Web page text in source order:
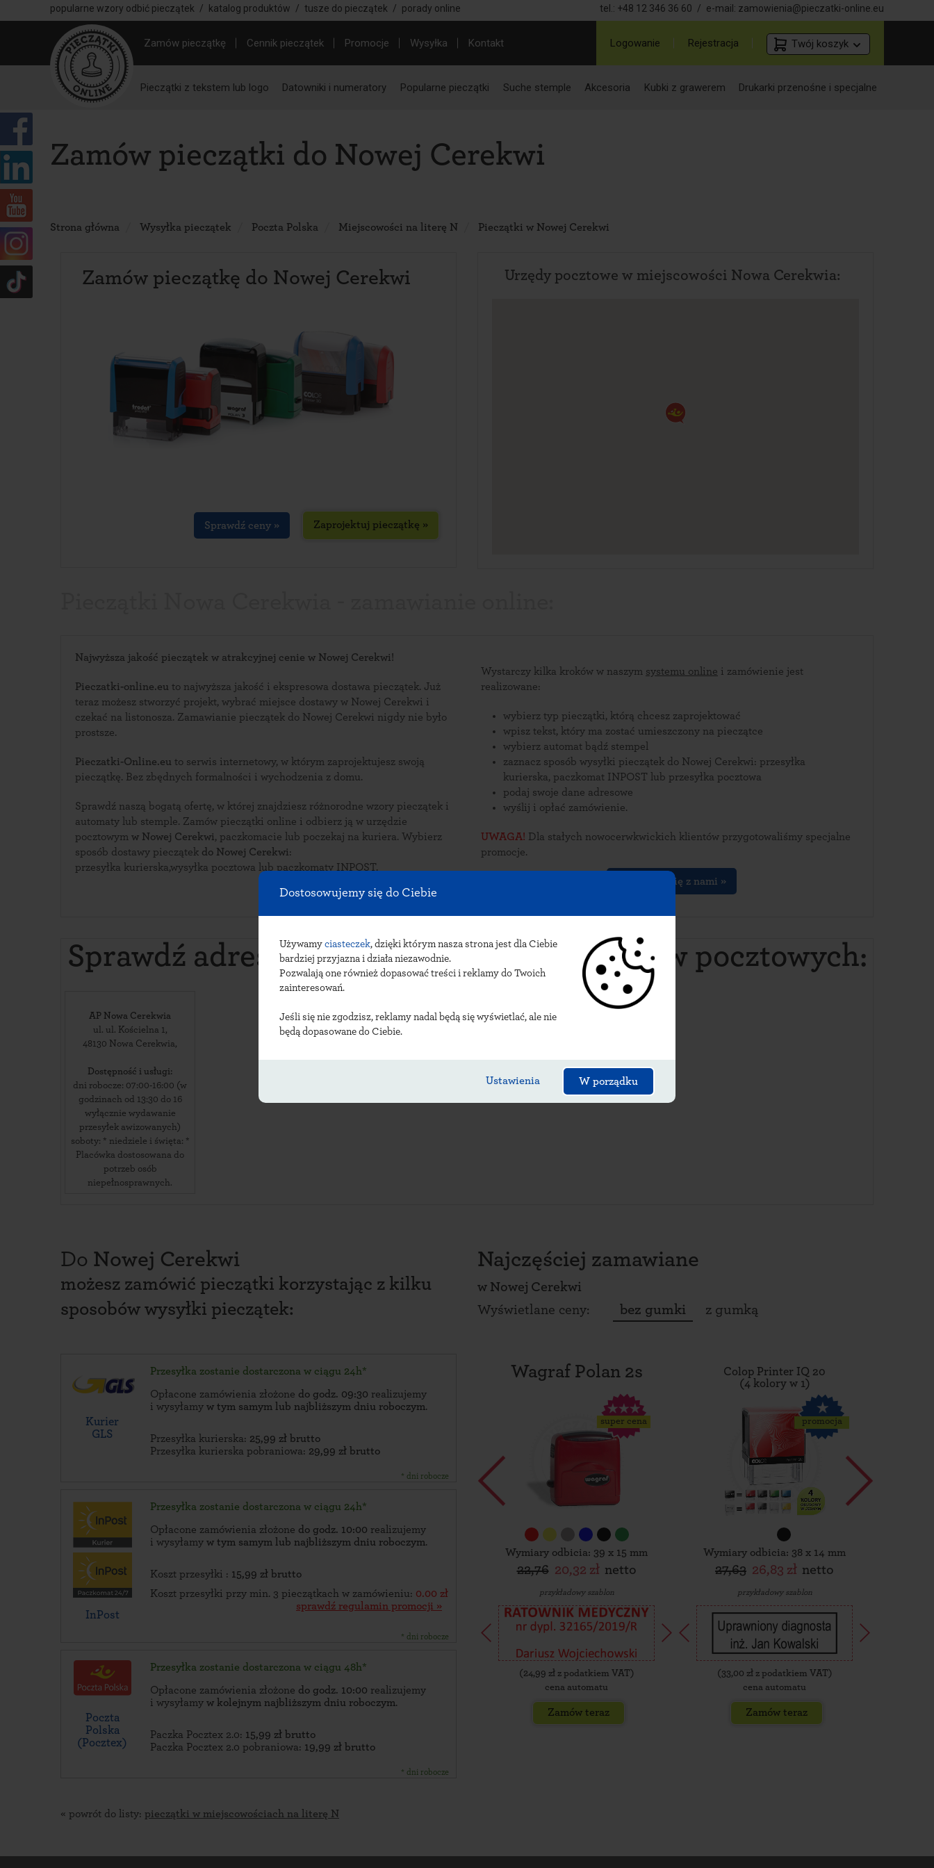
Dostosowujemy się do Ciebie
Używamy ciasteczek, dzięki którym nasza strona jest dla Ciebie
bardziej przyjazna i działa niezawodnie.
Pozwalają one również dopasować treści i reklamy do Twoich
zainteresowań.
Jeśli się nie zgodzisz, reklamy nadal będą się wyświetlać, ale nie
będą dopasowane do Ciebie.
Ustawienia W porządku
popularne wzory odbić pieczątek / katalog produktów / tusze do pieczątek / porady online tel.: +48 12 346 36 60 / e-mail: zamowienia@pieczatki-online.eu
Logowanie Rejestracja Twój koszyk
Zamów pieczątkę Cennik pieczątek Promocje Wysyłka Kontakt
Pieczątki z tekstem lub logo Datowniki i numeratory Popularne pieczątki Suche stemple Akcesoria Kubki z grawerem Drukarki przenośne i specjalne
Zamów pieczątki do Nowej Cerekwi
Strona główna Wysyłka pieczątek Poczta Polska Miejscowości na literę N Pieczątki w Nowej Cerekwi
Zamów pieczątkę do Nowej Cerekwi
Zaprojektuj pieczątkę »
Sprawdź ceny »
Urzędy pocztowe w miejscowości Nowa Cerekwia:
Najwyższa jakość pieczątek w atrakcyjnej cenie w Nowej Cerekwi!
Pieczatki-online.eu to najwyższa jakość i ekspresowa dostawa pieczątek. Już
teraz możesz stworzyć projekt, wybrać miejsce dostawy w Nowej Cerekwi i
czekać na listonosza. Zamawianie pieczątek do Nowej Cerekwi nigdy nie było
prostsze.
Pieczatki-Online.eu
pieczątkę. Bez zbędnych formalności i wychodzenia z domu.
Sprawdź naszą bogatą ofertę, w której znajdziesz różnorodne wzory pieczątek i
automaty lub stemple. Zamów pieczątki online i odbierz ją w urzędzie
pocztowym w Nowej Cerekwi, paczkomacie lub poczekaj na kuriera. Wybierz
sposób dostawy pieczątek do Nowej Cerekwi:
przesyłka kurierska,wysyłka pocztowa lub paczkomaty INPOST.
Wystarczy kilka kroków w naszym systemu online i zamówienie jest
realizowane:
wybierz typ pieczątki, którą chcesz zaprojektować
wpisz tekst, który ma zostać umieszczony na pieczątce
wybierz automat bądź stempel
zaznacz sposób wysyłki pieczątek do Nowej Cerekwi: przesyłka
kurierska, paczkomat INPOST lub przesyłka pocztowa
podaj swoje dane adresowe
wyślij i opłać zamówienie.
UWAGA! Dla stałych nowocerwkwickich klientów przygotowaliśmy specjalne
promocje.
Skontakuj się z nami »
Sprawdź adresynowocerwkwickich urzędów pocztowych:
AP Nowa Cerekwia
ul. ul. Kościelna 1,
48130 Nowa Cerekwia,
Dostępność i usługi:
dni robocze: 07:00-16:00 (w
godzinach od 13:30 do 16
wyłącznie wydawanie
przesyłek awizowanych)
soboty: * niedziele i święta: *
Placówka dostosowana do
potrzeb osób
niepełnosprawnych.
Do Nowej Cerekwi
możesz zamówić pieczątki korzystając z kilku
sposobów wysyłki pieczątek:
Kurier
GLS
Przesyłka zostanie dostarczona w ciągu 24h*
Opłacone zamówienia złożone do godz. 09:30 realizujemy
i wysyłamy w tym samym lub najbliższym dniu roboczym.
Przesyłka kurierska: 25,99 zł brutto
Przesyłka kurierska pobraniowa: 29,99 zł brutto
* dni robocze
InPost
Przesyłka zostanie dostarczona w ciągu 24h*
Opłacone zamówienia złożone do godz. 10:00 realizujemy
i wysyłamy w tym samym lub najbliższym dniu roboczym.
Koszt przesyłki : 15,99 zł brutto
Koszt przesyłki przy min. 3 pieczątkach w zamówieniu: 0.00 zł
sprawdź regulamin promocji »
* dni robocze
Poczta
Polska
(Pocztex)
Przesyłka zostanie dostarczona w ciągu 48h*
Opłacone zamówienia złożone do godz. 10:00 realizujemy
i wysyłamy w kolejnym najbliższym dniu roboczym.
Paczka Pocztex 2.0: 15,99 zł brutto
Paczka Pocztex 2.0 pobraniowa: 19,99 zł brutto
* dni robocze
Najczęściej zamawiane
w Nowej Cerekwi
Wyświetlane ceny:
bez gumki z gumką
Wagraf Polan 2s
super cena
Wymiary odbicia: 39 x 15 mm
22,76 20,32 zł netto
przykładowy szablon
( 24,99 zł z podatkiem VAT)
cena automatu
Zamów teraz
Colop Printer IQ 20
(4 kolory w 1)
promocja
Wymiary odbicia: 38 x 14 mm
27,63 26,83 zł netto
przykładowy szablon
( 33,00 zł z podatkiem VAT)
cena automatu
Zamów teraz
« powrót do listy: pieczątki w miejscowościach na literę N